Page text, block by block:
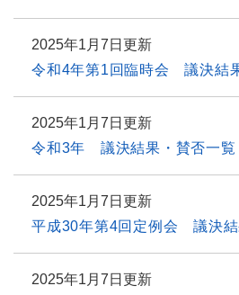
2025年1月7日更新
令和4年第1回臨時会 議決結
2025年1月7日更新
令和3年 議決結果・賛否一覧
2025年1月7日更新
平成30年第4回定例会 議決結
2025年1月7日更新